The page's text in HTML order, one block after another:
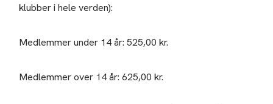
klubber i hele verden):
Medlemmer under 14 år: 525,00 kr.
Medlemmer over 14 år: 625,00 kr.